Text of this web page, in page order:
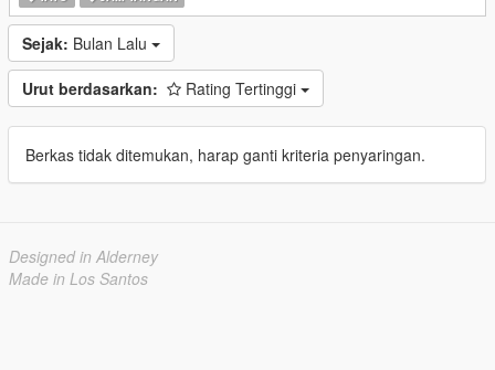
Sejak: Bulan Lalu
Urut berdasarkan: Rating Tertinggi
Berkas tidak ditemukan, harap ganti kriteria penyaringan.
Designed in Alderney
Made in Los Santos